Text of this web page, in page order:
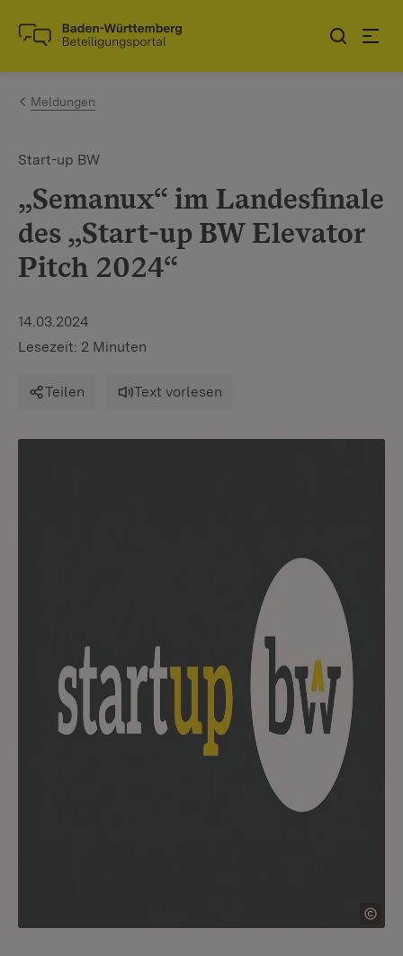
Zum Inhalt springen
Link zur Startseite
Meldungen
Start-up BW
„Semanux“ im Landesfinale
des „Start-up BW Elevator
Pitch 2024“
14.03.2024
Lesezeit: 2 Minuten
Teilen Text vorlesen